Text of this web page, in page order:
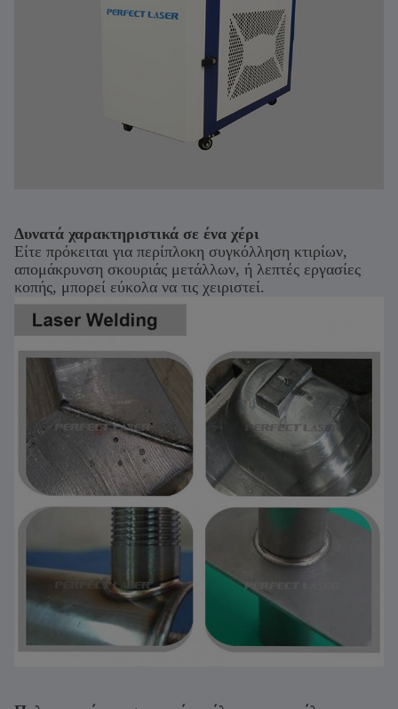
Δυνατά χαρακτηριστικά σε ένα χέρι
Είτε πρόκειται για περίπλοκη συγκόλληση κτιρίων,
απομάκρυνση σκουριάς μετάλλων, ή λεπτές εργασίες
κοπής, μπορεί εύκολα να τις χειριστεί.